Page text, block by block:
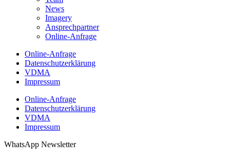
News
Imagery
Ansprechpartner
Online-Anfrage
Online-Anfrage
Datenschutzerklärung
VDMA
Impressum
Online-Anfrage
Datenschutzerklärung
VDMA
Impressum
WhatsApp Newsletter